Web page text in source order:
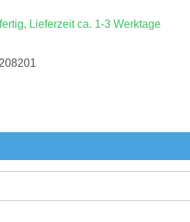
Lieferzeit ca. 1-3 Werktage
208201